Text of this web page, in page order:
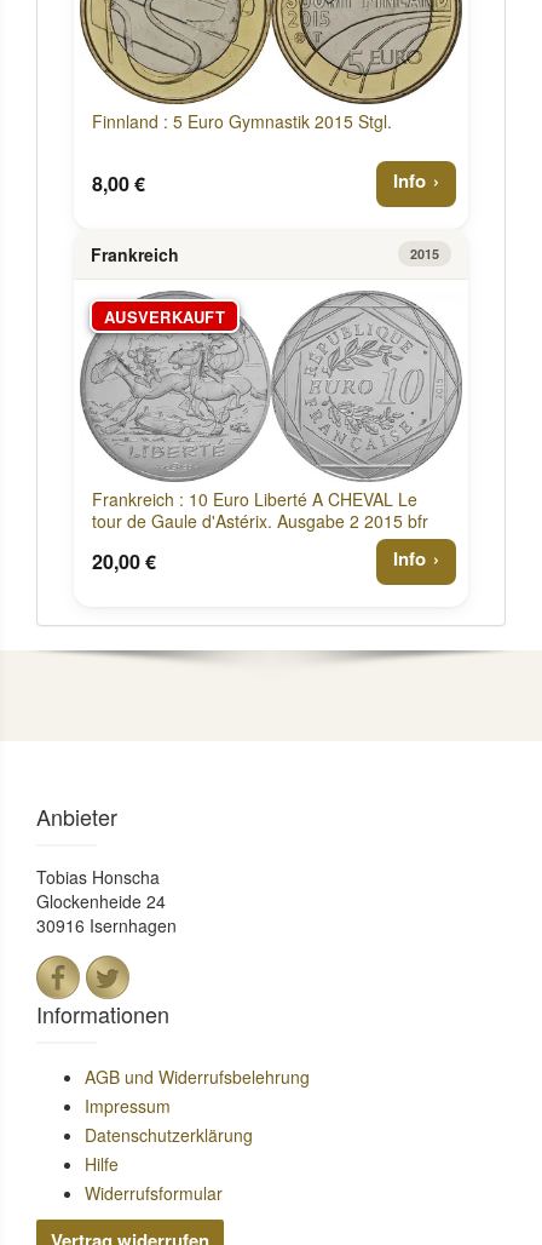
Finnland : 5 Euro Gymnastik 2015 Stgl.
8,00 € Info
Frankreich 2015
AUSVERKAUFT
Frankreich : 10 Euro Liberté A CHEVAL Le
tour de Gaule d'Astérix. Ausgabe 2 2015 bfr
20,00 € Info
Anbieter
Tobias Honscha
Glockenheide 24
30916 Isernhagen
Informationen
AGB und Widerrufsbelehrung
Impressum
Datenschutzerklärung
Hilfe
Widerrufsformular